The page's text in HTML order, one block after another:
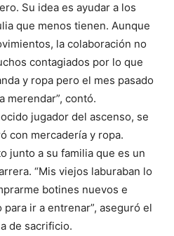
Su idea es ayudar a los
que menos tienen. Aunque
la colaboración no
contagiados por lo que
y ropa pero el mes pasado
merendar”, contó.
jugador del ascenso, se
con mercadería y ropa.
junto a su familia que es un
“Mis viejos laburaban lo
botines nuevos e
ir a entrenar”, aseguró el
de sacrificio.